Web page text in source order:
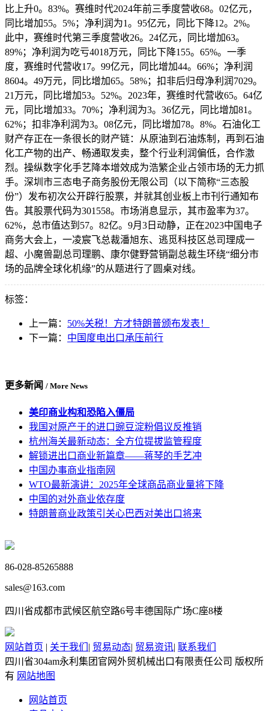
比上升0。83%。赛维时代2024年前三季度营收68。02亿元，
同比增加55。5%；净利润为1。95亿元，同比下降12。2%。
此中，赛维时代第三季度营收26。24亿元，同比增加63。
89%；净利润为吃亏4018万元，同比下降155。65%。一季
度，赛维时代营收17。99亿元，同比增加44。66%；净利润
8604。49万元，同比增加65。58%；扣非后归母净利润7029。
21万元，同比增加53。52%。2023年，赛维时代营收65。64亿
元，同比增加33。70%；净利润为3。36亿元，同比增加81。
62%；扣非净利润为3。08亿元，同比增加78。8%。石油化工
财产存正在一条很长的财产链：从原油到石油炼制，再到石油
化工产物的出产、畅通取发卖，整个行业利润偏低，合作激
烈。操纵数字化手艺降本增效成为浩繁企业占领市场的无力抓
手。深圳市三态电子商务股份无限公司（以下简称“三态股
份”）发布初次公开辟行股票，并就其创业板上市刊行通知布
告。其股票代码为301558。市场消息显示，其市盈率为37。
62%，总市值达到57。82亿。9月3日动静，正在2023中国电子
商务大会上，一凌宸飞总裁潘旭东、逃觅科技区总司理成一
超、小魔兽副总司理鹏、康尔健野营销副总裁生环绕“细分市
场的品牌全球化机缘”的从题进行了圆桌对线。
标签：
上一篇： 50%关税！方才特朗普颁布发表！
下一篇： 中国度电出口承压前行
更多新闻 / More News
美印商业构和恐陷入僵局
我国对原产于的进口豌豆淀粉倡议反推销
杭州海关最新动态：全方位提拔监管程度
解锁进出口商业新篇章——蒋琴的手艺冲
中国办事商业指南网
WTO最新演讲：2025年全球商品商业量将下降
中国的对外商业依存度
特朗普商业政策引关心巴西对美出口将来
86-028-85265888
sales@163.com
四川省成都市武候区航空路6号丰德国际广场C座8楼
网站首页 | 关于我们 | 贸易动态| 贸易资讯| 联系我们
四川省304am永利集团官网外贸机械出口有限责任公司 版权所
有 网站地图
网站首页